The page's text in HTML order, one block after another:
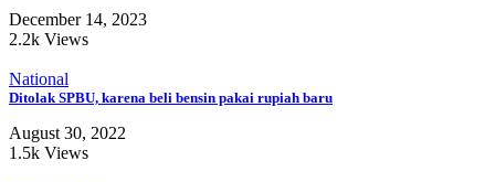
December 14, 2023
2.2k Views
National
Ditolak SPBU, karena beli bensin pakai rupiah baru
August 30, 2022
1.5k Views